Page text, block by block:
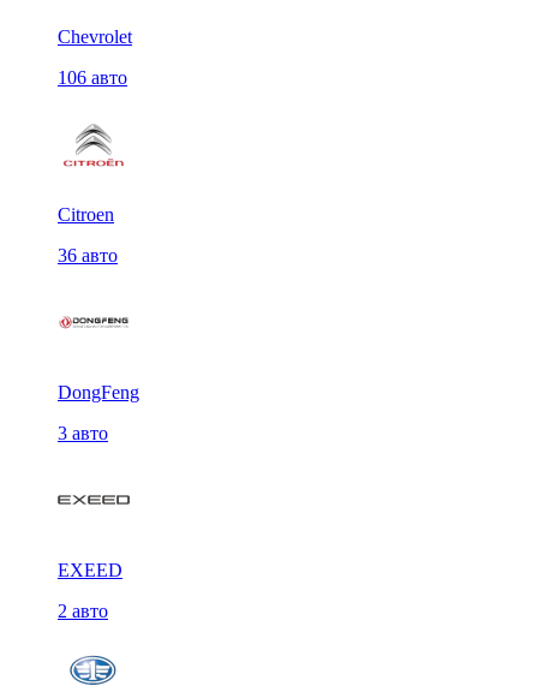
Chevrolet
106 авто
Citroen
36 авто
DongFeng
3 авто
EXEED
2 авто